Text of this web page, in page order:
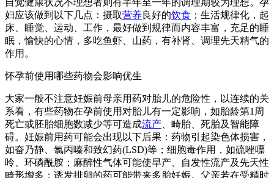
自觉健康状况不理想者则有半年至一年的调理期较为理想。孕
妇应该做到以下几点：摄取营养良好的饮食 ；生活规律化，起
床、睡觉、运动、工作，最好做到规律而内容丰富，充足的睡
眠，愉快的心情，多吃鱼虾、山药，有补肾、调理先天精气的
作用。
怀孕前使用哪些药物会影响优生
大家一般不注意妊娠前母亲用药对胎儿的危险性，以连续的关
系看，有些药物在孕前使用对胎儿有一定影响，如胎龄第1周
死亡或胚胎细胞数减少等可造成流产 、畸胎、死胎及智能障
碍。妊娠前用药可能会出现以下后果：药物引起染色体损害，
如奋乃静、氯丙嗪和致幻药(LSD)等；细胞毒作用，如硫唑嘌
呤、环磷酰胺；麻醉性气体可能使早产、自发性流产及先天性
畸形增多；诱发排卵的药可能带来多胎妊娠。父亲若在受精时